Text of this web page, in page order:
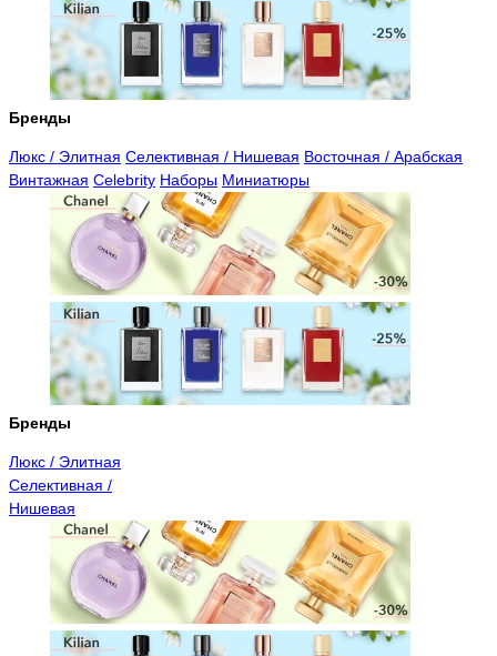
Бренды
Люкс / Элитная Селективная / Нишевая Восточная / Арабская
Винтажная Celebrity Наборы Миниатюры
Бренды
Люкс / Элитная
Селективная /
Нишевая